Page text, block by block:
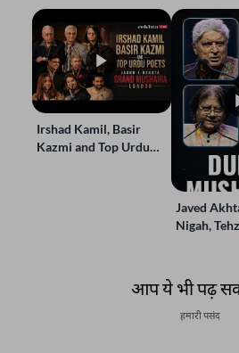
Irshad Kamil, Basir
Kazmi and Top Urdu
Javed
Nigah,
आप ये भी पढ़
हमारी पसंद